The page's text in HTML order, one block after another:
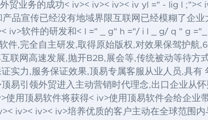
贸业务的成功< iv>< iv>< iv>< iv yl =" - lig l ;"><
品宣传已经没有地域界限互联网已经模糊了企
iv>软件的研发和< l =" _ g" h ="/ i l _ g/ q " g
件,完全自主研发,取得原始版权,对效果保驾护航
联网高速发展,抛开B2B,展会等,传统被动等待方
实力,服务保证效果,顶易专属客服从业人员,具
顶易引领外贸进入主动营销时代理念,出口企业从
使用顶易软件将获得< iv>使用顶易软件会给企业
< iv>< iv>< iv>培养优质的客户主动在全球范围